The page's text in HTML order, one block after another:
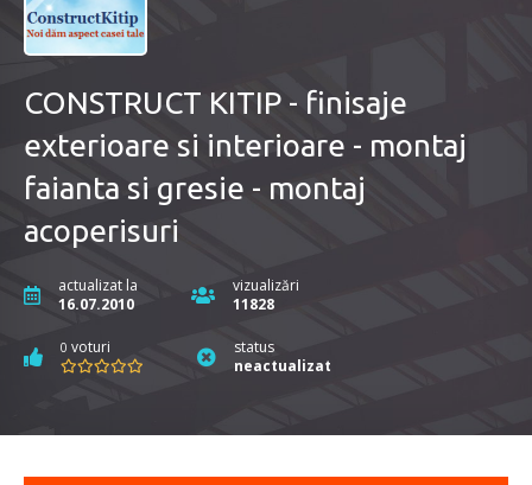
CONSTRUCT KITIP - finisaje
exterioare si interioare - montaj
faianta si gresie - montaj
acoperisuri
actualizat la
16.07.2010
vizualizări
11828
0 voturi
status
neactualizat